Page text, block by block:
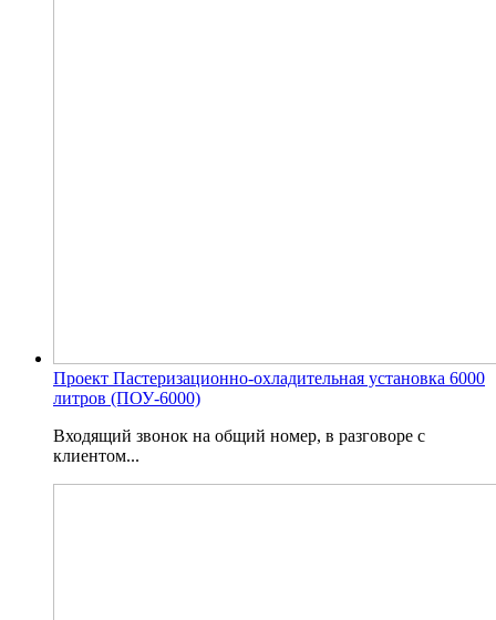
Проект Пастеризационно-охладительная установка 6000
литров (ПОУ-6000)
Входящий звонок на общий номер, в разговоре с
клиентом...